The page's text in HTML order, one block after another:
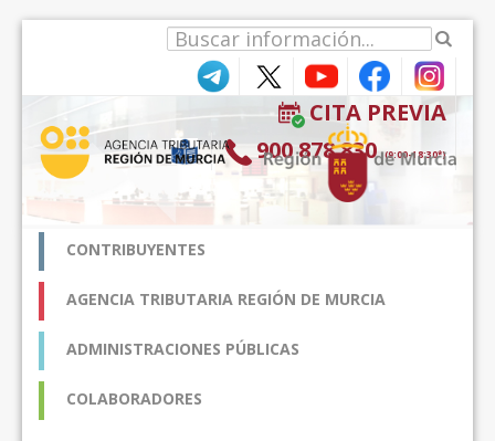
CITA PREVIA
900 878 830 (9:00-18:30*)
CONTRIBUYENTES
AGENCIA TRIBUTARIA REGIÓN DE MURCIA
ADMINISTRACIONES PÚBLICAS
COLABORADORES